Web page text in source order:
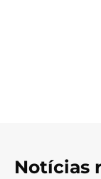
Notícias